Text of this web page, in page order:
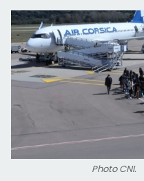
Photo CNI.